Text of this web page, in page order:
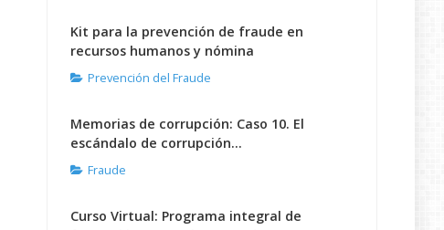
Kit para la prevención de fraude en
recursos humanos y nómina
Prevención del Fraude
Memorias de corrupción: Caso 10. El
escándalo de corrupción...
Fraude
Curso Virtual: Programa integral de